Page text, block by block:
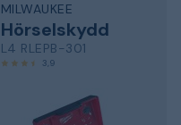
MILWAUKEE
Hörselskydd
L4 RLEPB-301
3,9